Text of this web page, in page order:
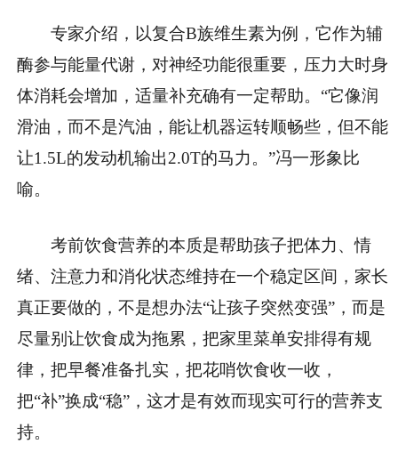
专家介绍，以复合B族维生素为例，它作为辅
酶参与能量代谢，对神经功能很重要，压力大时身
体消耗会增加，适量补充确有一定帮助。“它像润
滑油，而不是汽油，能让机器运转顺畅些，但不能
让1.5L的发动机输出2.0T的马力。”冯一形象比
喻。
考前饮食营养的本质是帮助孩子把体力、情
绪、注意力和消化状态维持在一个稳定区间，家长
真正要做的，不是想办法“让孩子突然变强”，而是
尽量别让饮食成为拖累，把家里菜单安排得有规
律，把早餐准备扎实，把花哨饮食收一收，
把“补”换成“稳”，这才是有效而现实可行的营养支
持。